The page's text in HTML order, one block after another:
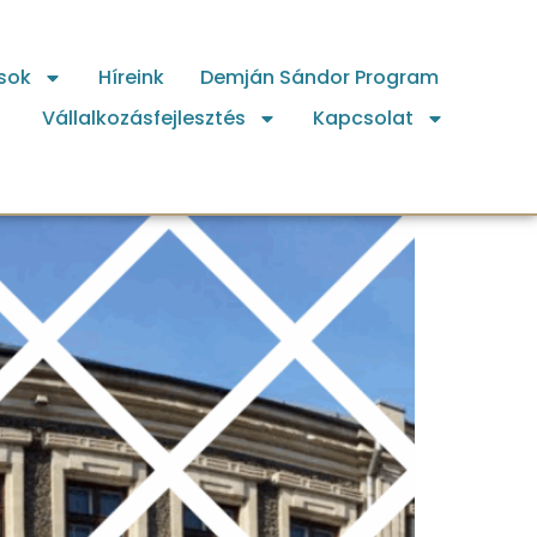
Híreink
Demján Sándor Program
Vállalkozásfejlesztés
Kapcsolat